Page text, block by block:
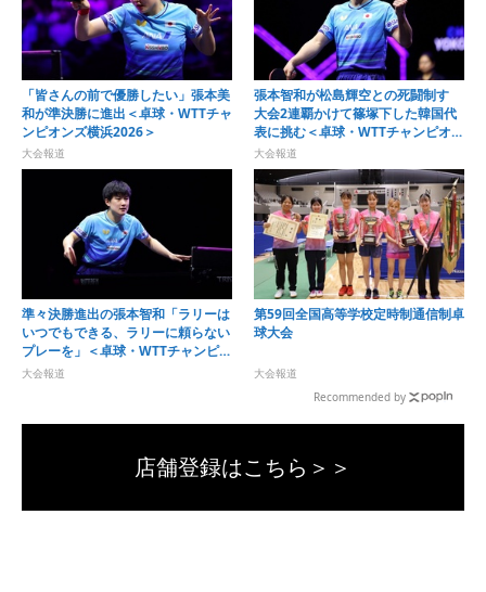
「皆さんの前で優勝したい」張本美
和が準決勝に進出＜卓球・WTTチャ
ンピオンズ横浜2026＞
大会報道
張本智和が松島輝空との死闘制す
大会2連覇かけて篠塚下した韓国代
表に挑む＜卓球・WTTチャンピオン
ズ横浜2026＞
大会報道
準々決勝進出の張本智和「ラリーは
いつでもできる、ラリーに頼らない
プレーを」＜卓球・WTTチャンピオ
ンズ横浜2026＞
大会報道
第59回全国高等学校定時制通信制卓
球大会
大会報道
Recommended by
店舗登録はこちら＞＞